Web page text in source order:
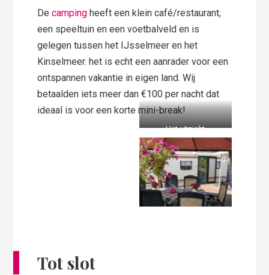
Decampingheeft een klein café/restaurant,
een speeltuin en een voetbalveld en is
gelegen tussen het IJsselmeer en het
Kinselmeer. het is echt een aanrader voor een
ontspannen vakantie in eigen land. Wij
betaalden iets meer dan €100 per nacht dat
ideaal is voor een korte mini-break!
Het uitzicht
Tot slot